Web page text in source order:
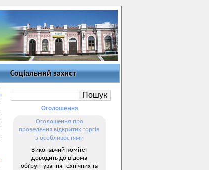
Соціальний захист
Оголошення
Оголошення про
проведення відкритих торгів
з особливостями
Виконавчий комітет
доводить до відома
обґрунтування технічних та